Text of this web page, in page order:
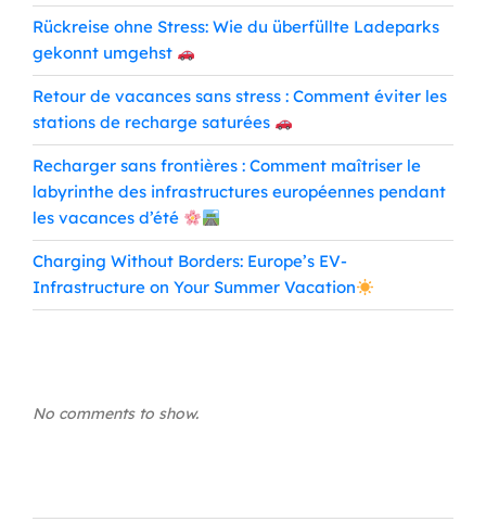
Rückreise ohne Stress: Wie du überfüllte Ladeparks
gekonnt umgehst
Retour de vacances sans stress : Comment éviter les
stations de recharge saturées
Recharger sans frontières : Comment maîtriser le
labyrinthe des infrastructures européennes pendant
les vacances d’été
Charging Without Borders: Europe’s EV-
Infrastructure on Your Summer Vacation
No comments to show.